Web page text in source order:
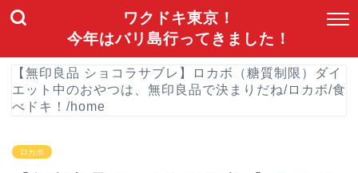
ワクドキ東京！
今年はバリ島行ってきました！
【無印良品 ショコラサブレ】ロカボ（糖質制限）ダイ
エット中のおやつは、無印良品で決まりだね/ロカボ/食
べドキ！ /home
ロカボ